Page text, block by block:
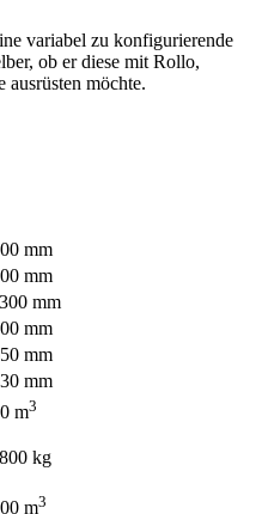
variabel zu konfigurierende
ob er diese mit Rollo,
möchte.
mm
mm
mm
mm
mm
mm
m3
kg
m3